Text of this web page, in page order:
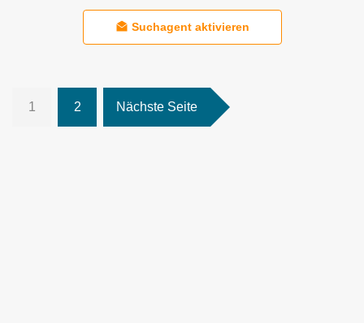
Suchagent aktivieren
1 2 Nächste Seite